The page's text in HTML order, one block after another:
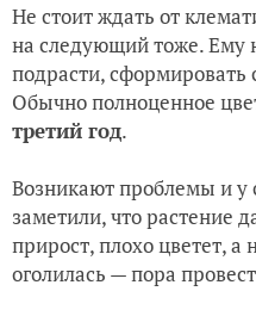
Не стоит ждать от
на следующий тоже. Ему
подрасти,
Обычно полноценное
третий год.
Возникают проблемы и у
заметили, что растение
прирост, плохо цветет, а
оголилась — пора